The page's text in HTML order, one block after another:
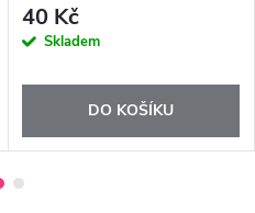
40 Kč
Skladem
DO KOŠÍKU